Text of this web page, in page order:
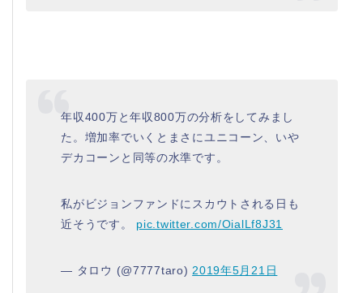
年収400万と年収800万の分析をしてみまし
た。増加率でいくとまさにユニコーン、いや
デカコーンと同等の水準です。
私がビジョンファンドにスカウトされる日も
近そうです。 pic.twitter.com/OialLf8J31
— タロウ (@7777taro)2019年5月21日